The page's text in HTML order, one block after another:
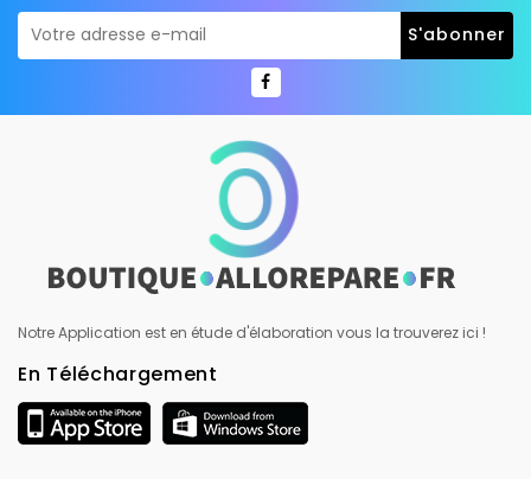
Notre Application est en étude d'élaboration vous la trouverez ici !
En Téléchargement